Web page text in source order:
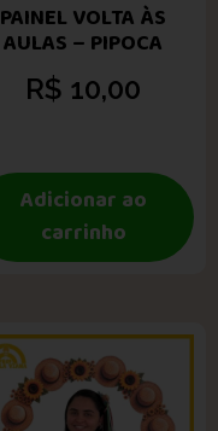
PAINEL VOLTA ÀS
AULAS – PIPOCA
R$ 10,00
Adicionar ao
carrinho